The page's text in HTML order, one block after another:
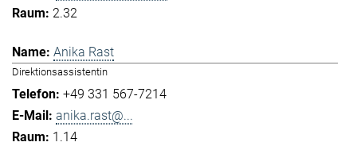
2.32
Anika Rast
Direktionsassistentin
+49 331 567-7214
anika.rast@...
1.14